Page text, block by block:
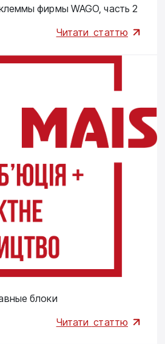
фирмы WAGO, часть 2
Читати статтю
блоки
Читати статтю